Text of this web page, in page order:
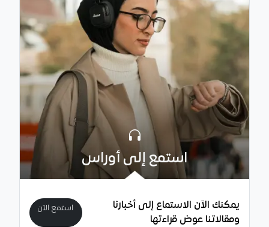
استمع إلى أوراس
يمكنك الآن الاستماع إلى أخبارنا
ومقالاتنا عوض قراءتها
استمع الآن